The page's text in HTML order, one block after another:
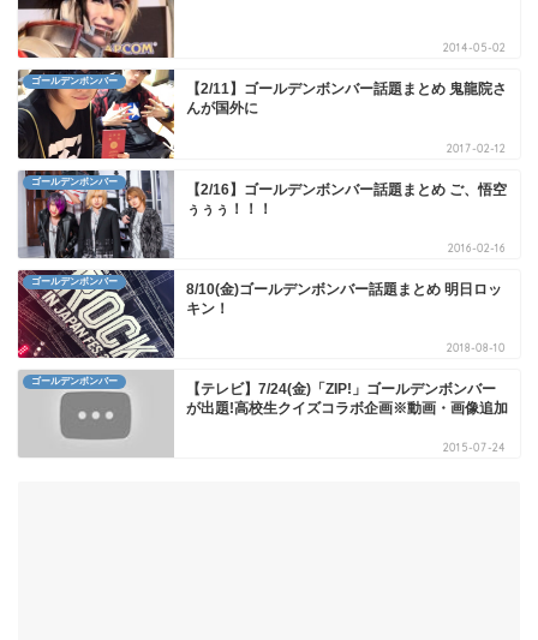
2014-05-02
ゴールデンボンバー
【2/11】ゴールデンボンバー話題まとめ 鬼龍院さ
んが国外に
2017-02-12
ゴールデンボンバー
【2/16】ゴールデンボンバー話題まとめ ご、悟空
ぅぅぅ！！！
2016-02-16
ゴールデンボンバー
8/10(金)ゴールデンボンバー話題まとめ 明日ロッ
キン！
2018-08-10
ゴールデンボンバー
【テレビ】7/24(金)「ZIP!」ゴールデンボンバー
が出題!高校生クイズコラボ企画※動画・画像追加
2015-07-24